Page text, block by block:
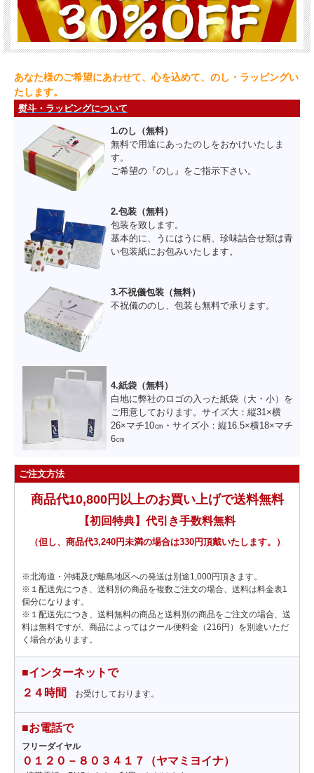
あなた様のご希望にあわせて、心を込めて、のし・ラッピングい
たします。
熨斗・ラッピングについて
1.のし（無料）
無料で用途にあったのしをおかけいたしま
す。
ご希望の『のし』をご指示下さい。
2.包装（無料）
包装を致します。
基本的に、うにはうに柄、珍味詰合せ類は青
い包装紙にお包みいたします。
3.不祝儀包装（無料）
不祝儀ののし、包装も無料で承ります。
4.紙袋（無料）
白地に弊社のロゴの入った紙袋（大・小）を
ご用意しております。サイズ大：縦31×横
26×マチ10㎝・サイズ小：縦16.5×横18×マチ
6㎝
ご注文方法
商品代10,800円以上のお買い上げで送料無料
【初回特典】代引き手数料無料
（但し、商品代3,240円未満の場合は330円頂戴いたします。）
※北海道・沖縄及び離島地区への発送は別途1,000円頂きます。
※１配送先につき、送料別の商品を複数ご注文の場合、送料は料金表1
個分になります。
※１配送先につき、送料無料の商品と送料別の商品をご注文の場合、送
料は無料ですが、商品によってはクール便料金（216円）を別途いただ
く場合があります。
■インターネットで
２４時間
お受けしております。
■お電話で
フリーダイヤル
０１２０－８０３４１７（ヤマミヨイナ）